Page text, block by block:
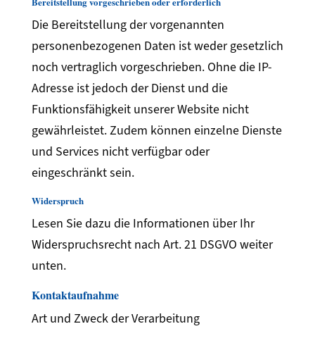
Die Bereitstellung der vorgenannten
personenbezogenen Daten ist weder gesetzlich
noch vertraglich vorgeschrieben. Ohne die IP-
Adresse ist jedoch der Dienst und die
Funktionsfähigkeit unserer Website nicht
gewährleistet. Zudem können einzelne Dienste
und Services nicht verfügbar oder
eingeschränkt sein.
Widerspruch
Lesen Sie dazu die Informationen über Ihr
Widerspruchsrecht nach Art. 21 DSGVO weiter
unten.
Kontaktaufnahme
Art und Zweck der Verarbeitung